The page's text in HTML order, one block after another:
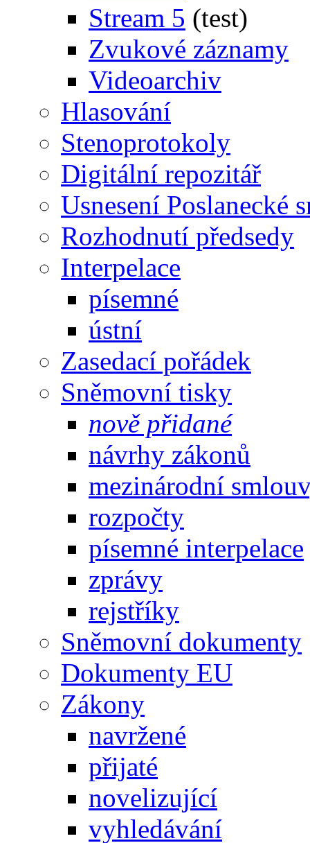
Stream 5 (test)
Zvukové záznamy
Videoarchiv
Hlasování
Stenoprotokoly
Digitální repozitář
Usnesení Poslanecké
Rozhodnutí předsedy
Interpelace
písemné
ústní
Zasedací pořádek
Sněmovní tisky
nově přidané
návrhy zákonů
mezinárodní
rozpočty
písemné interpelace
zprávy
rejstříky
Sněmovní dokumenty
Dokumenty EU
Zákony
navržené
přijaté
novelizující
vyhledávání